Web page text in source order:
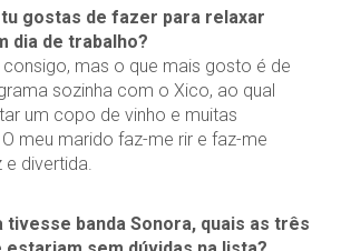
tu gostas de fazer para relaxar
dia de trabalho?
mas o que mais gosto é de
sozinha com o Xico, ao qual
um copo de vinho e muitas
meu marido faz-me rir e faz-me
divertida.
tivesse banda Sonora, quais as três